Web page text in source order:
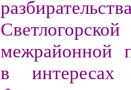
Светлогорской
межрайонной
в интересах